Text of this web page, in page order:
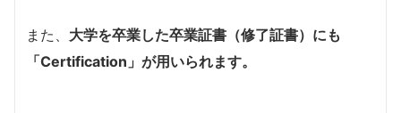
また、 大学を卒業した卒業証書（修了証書）にも
「Certification」が用いられます。